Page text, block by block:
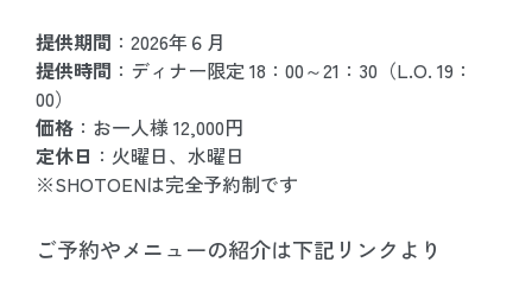
提供期間 ：2026年６月
提供時間 ：ディナー限定 18：00～21：30（L.O. 19：
00）
価格 ：お一人様 12,000円
定休日 ：火曜日、水曜日
※SHOTOENは完全予約制です
ご予約やメニューの紹介は下記リンクより